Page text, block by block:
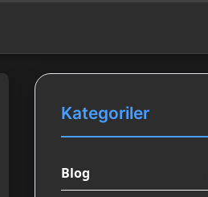
Kategoriler
Blog